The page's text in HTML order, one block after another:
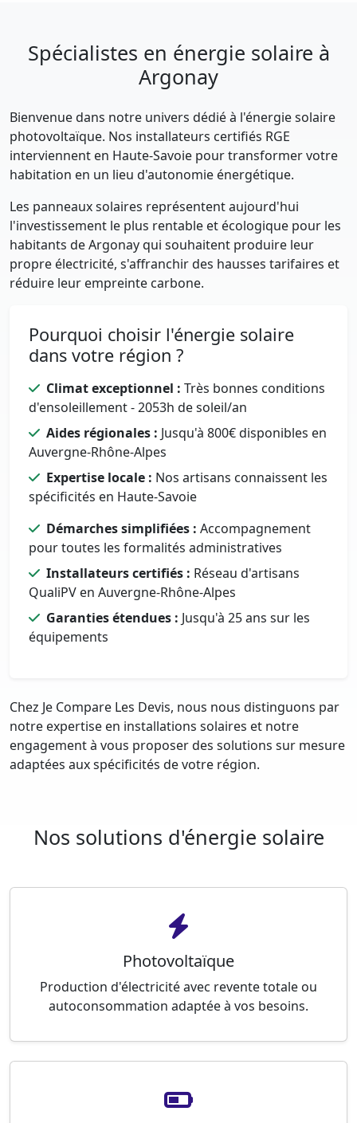
Spécialistes en énergie solaire à
Argonay
Bienvenue dans notre univers dédié à l'énergie solaire
photovoltaïque. Nos installateurs certifiés RGE
interviennent en Haute-Savoie pour transformer votre
habitation en un lieu d'autonomie énergétique.
Les panneaux solaires représentent aujourd'hui
l'investissement le plus rentable et écologique pour les
habitants de Argonay qui souhaitent produire leur
propre électricité, s'affranchir des hausses tarifaires et
réduire leur empreinte carbone.
Pourquoi choisir l'énergie solaire
dans votre région ?
Climat exceptionnel : Très bonnes conditions
d'ensoleillement - 2053h de soleil/an
Aides régionales : Jusqu'à 800€ disponibles en
Auvergne-Rhône-Alpes
Expertise locale : Nos artisans connaissent les
spécificités en Haute-Savoie
Démarches simplifiées : Accompagnement
pour toutes les formalités administratives
Installateurs certifiés : Réseau d'artisans
QualiPV en Auvergne-Rhône-Alpes
Garanties étendues : Jusqu'à 25 ans sur les
équipements
Chez Je Compare Les Devis, nous nous distinguons par
notre expertise en installations solaires et notre
engagement à vous proposer des solutions sur mesure
adaptées aux spécificités de votre région.
Nos solutions d'énergie solaire
Photovoltaïque
Production d'électricité avec revente totale ou
autoconsommation adaptée à vos besoins.